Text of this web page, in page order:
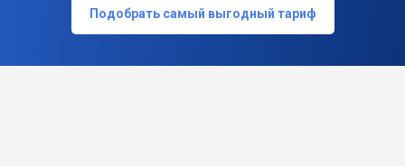
Подобрать самый выгодный тариф